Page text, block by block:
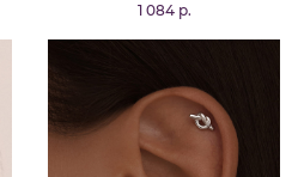
1 084 р.